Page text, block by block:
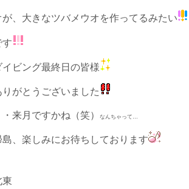
が、大きなツバメウオを作ってるみたい
す
ビング最終日の皆様
がとうございました
来月ですかね（笑） なんちゃって…
島、楽しみにお待ちしております
東